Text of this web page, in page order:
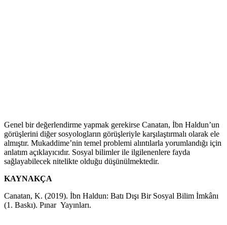
Genel bir değerlendirme yapmak gerekirse Canatan, İbn Haldun’un
görüşlerini diğer sosyologların görüşleriyle karşılaştırmalı olarak ele
almıştır. Mukaddime’nin temel problemi alıntılarla yorumlandığı için
anlatım açıklayıcıdır. Sosyal bilimler ile ilgilenenlere fayda
sağlayabilecek nitelikte olduğu düşünülmektedir.
KAYNAKÇA
Canatan, K. (2019). İbn Haldun: Batı Dışı Bir Sosyal Bilim İmkânı
(1. Baskı). Pınar Yayınları.